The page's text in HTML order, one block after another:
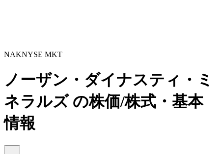
NAKNYSE MKT
ノーザン・ダイナスティ・ミ
ネラルズ の株価/株式・基本
情報